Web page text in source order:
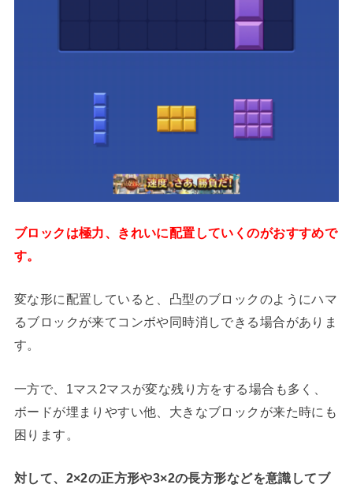
ブロックは極力、きれいに配置していくのがおすすめで
す。
変な形に配置していると、凸型のブロックのようにハマ
るブロックが来てコンボや同時消しできる場合がありま
す。
一方で、1マス2マスが変な残り方をする場合も多く、
ボードが埋まりやすい他、大きなブロックが来た時にも
困ります。
対して、2×2の正方形や3×2の長方形などを意識してブ